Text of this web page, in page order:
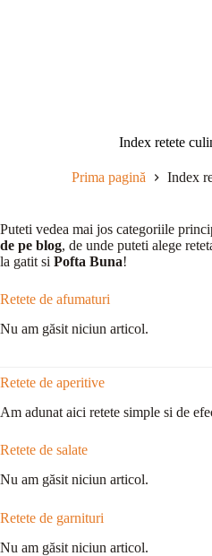
Index retete
Prima pagină Index
Puteti vedea mai jos categoriile
de pe blog, de unde puteti alege
la gatit si Pofta Buna!
Retete de afumaturi
Nu am găsit niciun articol.
Retete de aperitive
Am adunat aici retete simple si de
Retete de salate
Nu am găsit niciun articol.
Retete de garnituri
Nu am găsit niciun articol.